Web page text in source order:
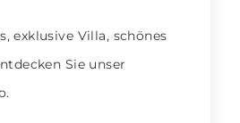
exklusive Villa, schönes
Sie unser